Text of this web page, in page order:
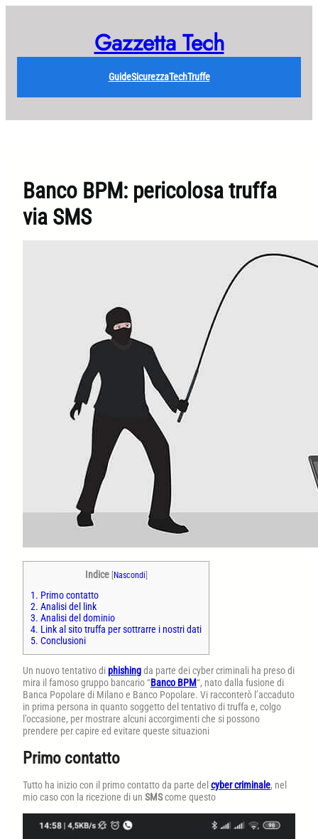
Gazzetta Tech
GuideSicurezzaTechTruffe
Banco BPM: pericolosa truffa
via SMS
Indice [Nascondi]
1. Primo contatto
2. Analisi del link
3. Analisi del dominio
4. Link al sito truffa per sottrarre i nostri dati
5. Conclusioni
Un nuovo tentativo diphishingda parte dei cyber criminali ha preso di
mira il famoso gruppo bancario “Banco BPM“, nato dalla fusione di
Banca Popolare di Milano e Banco Popolare. Vi racconterò l’accaduto
in prima persona in quanto soggetto del tentativo di truffa e, colgo
l’occasione, per mostrare alcuni accorgimenti che si possono
prendere per capire ed evitare queste situazioni
Primo contatto
Tutto ha inizio con il primo contatto da parte del cyber criminale, nel
mio caso con la ricezione di un SMScome questo